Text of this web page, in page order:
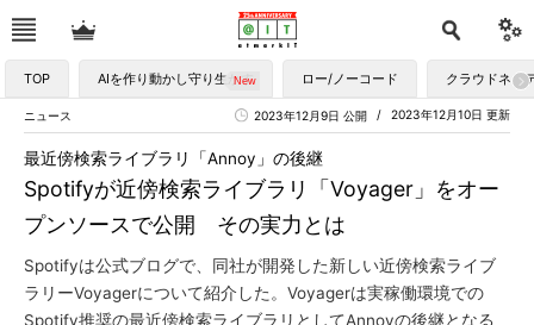
TOP AIを作り動かし守り生かす ロー/ノーコード クラウドネイ
ニュース 2023年12月10日 更新
2023年12月9日 公開
Spotifyが近傍検索ライブラリ「Voyager」をオー
プンソースで公開 その実力とは
最近傍検索ライブラリ「Annoy」の後継
Spotifyは公式ブログで、同社が開発した新しい近傍検索ライブ
ラリーVoyagerについて紹介した。Voyagerは実稼働環境での
Spotify推奨の最近傍検索ライブラリとしてAnnoyの後継となる